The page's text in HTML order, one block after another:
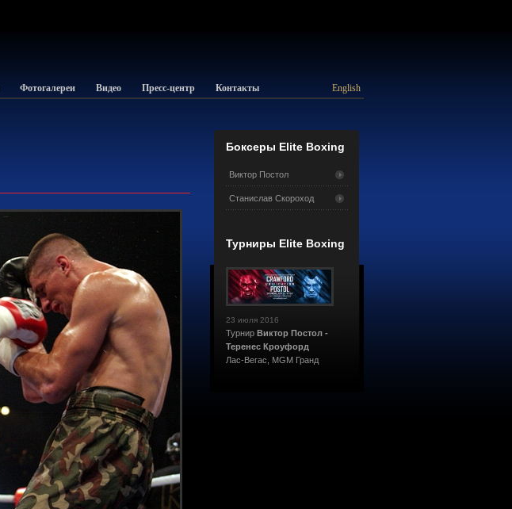
Фотогалереи Видео Пресс-центр Контакты English
Боксеры Elite Boxing
Виктор Постол
Станислав Скороход
Турниры Elite Boxing
23 июля 2016
Турнир Виктор Постол -
Теренес Кроуфорд
Лас-Вегас, MGM Гранд